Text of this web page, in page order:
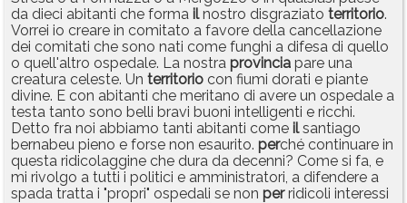
da dieci abitanti che forma ilnostro disgraziato territorio.
Vorrei io creare in comitato a favore della cancellazione
dei comitati che sono nati come funghi a difesa di quello
o quell'altro ospedale. La nostra provincia pare una
creatura celeste. Un territorio con fiumi dorati e piante
divine. E con abitanti che meritano di avere un ospedale a
testa tanto sono belli bravi buoni intelligenti e ricchi.
Detto fra noi abbiamo tanti abitanti come ilsantiago
bernabeu pieno e forse non esaurito. perché continuare in
questa ridicolaggine che dura da decenni? Come si fa, e
mi rivolgo a tutti i politici e amministratori, a difendere a
spada tratta i "propri" ospedali se non perridicoli interessi